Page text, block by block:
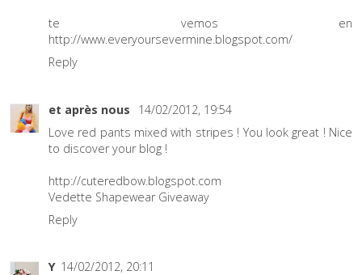
te vemos en
http://www.everyoursevermine.blogspot.com/
Reply
et après nous
14/02/2012, 19:54
Love red pants mixed with stripes ! You look great ! Nice
to discover your blog !
http://cuteredbow.blogspot.com
Vedette Shapewear Giveaway
Reply
Y 14/02/2012, 20:11